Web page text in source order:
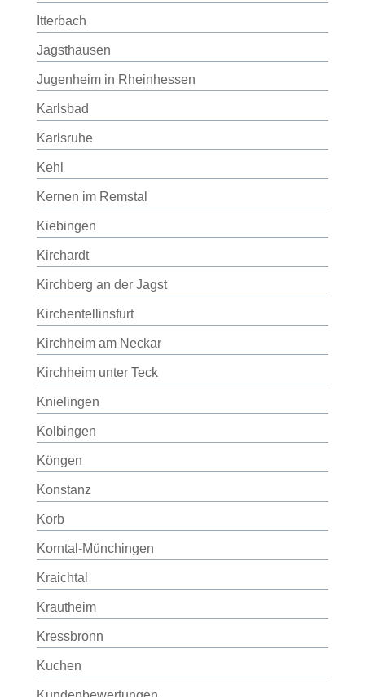
Itterbach
Jagsthausen
Jugenheim in Rheinhessen
Karlsbad
Karlsruhe
Kehl
Kernen im Remstal
Kiebingen
Kirchardt
Kirchberg an der Jagst
Kirchentellinsfurt
Kirchheim am Neckar
Kirchheim unter Teck
Knielingen
Kolbingen
Köngen
Konstanz
Korb
Korntal-Münchingen
Kraichtal
Krautheim
Kressbronn
Kuchen